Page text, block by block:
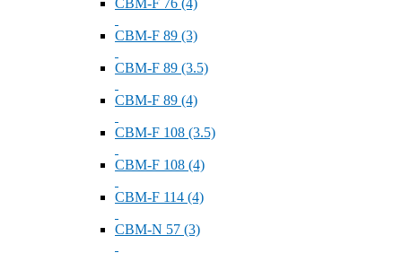
СВМ-F 76 (4)
СВМ-F 89 (3)
СВМ-F 89 (3.5)
СВМ-F 89 (4)
СВМ-F 108 (3.5)
СВМ-F 108 (4)
СВМ-F 114 (4)
СВМ-N 57 (3)